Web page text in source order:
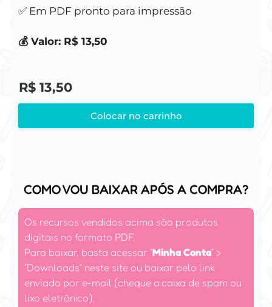
✅ Em PDF pronto para impressão
💰 Valor: R$ 13,50
R$ 13,50
Colocar no carrinho
COMO VOU BAIXAR APÓS A COMPRA?
Os recursos vendidos acima são produtos
digitais no formato PDF.
Para baixar, basta acessar “Minha Conta”>
“Downloads” neste site ou baixar pelo link
enviado por e-mail (cheque a caixa de spam ou
lixo eletrônico).